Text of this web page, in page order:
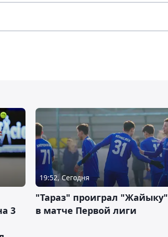
3
19:52, Сегодня
"Тараз" проиграл "Жайыку"
в матче Первой лиги